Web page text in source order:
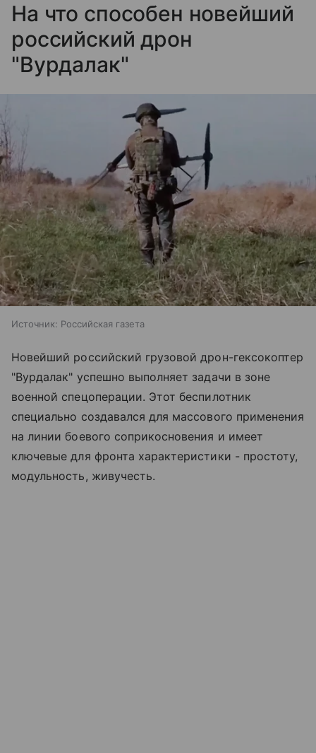
На что способен новейший
российский дрон
"Вурдалак"
Источник: Российская газета
Новейший российский грузовой дрон-гексокоптер
"Вурдалак" успешно выполняет задачи в зоне
военной спецоперации. Этот беспилотник
специально создавался для массового применения
на линии боевого соприкосновения и имеет
ключевые для фронта характеристики - простоту,
модульность, живучесть.